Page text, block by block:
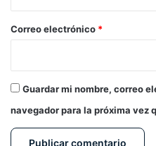
*
Correo electrónico *
Guardar mi nombre, correo
navegador para la próxima vez